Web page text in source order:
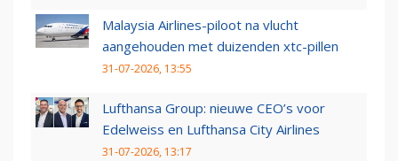
Malaysia Airlines-piloot na vlucht
aangehouden met duizenden xtc-pillen
31-07-2026, 13:55
Lufthansa Group: nieuwe CEO’s voor
Edelweiss en Lufthansa City Airlines
31-07-2026, 13:17